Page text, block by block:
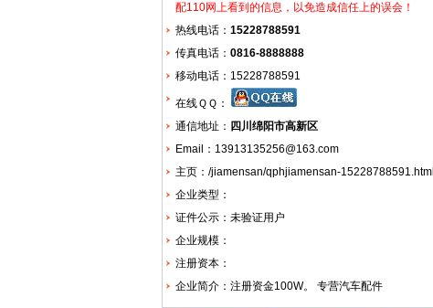
配110网上看到的信息，以免造成信任上的误会！
热线电话： 15228788591
传真电话： 0816-8888888
移动电话：15228788591
在线ＱＱ：
通信地址： 四川绵阳市高新区
Email：13913135256@163.com
主页： /jiamensan/qphjiamensan-15228788591.html
企业类型：
证件公示：未验证用户
企业规模：
注册资本：
企业简介：注册资金100W。 专营汽车配件